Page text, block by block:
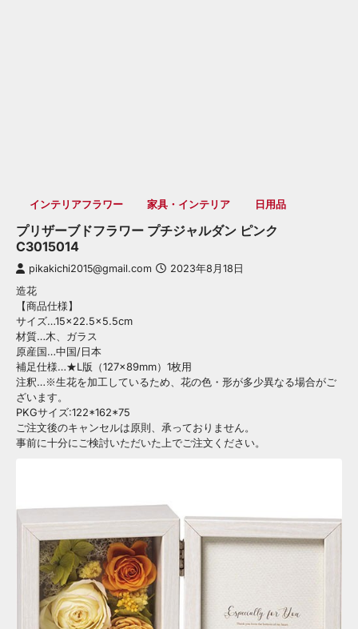
インテリアフラワー 家具・インテリア 日用品
プリザーブドフラワー プチジャルダン ピンク
C3015014
pikakichi2015@gmail.com 2023年8月18日
造花
【商品仕様】
サイズ…15×22.5×5.5cm
材質…木、ガラス
原産国…中国/日本
補足仕様…★L版（127×89mm）1枚用
注釈…※生花を加工しているため、花の色・形が多少異なる場合がご
ざいます。
PKGサイズ:122*162*75
ご注文後のキャンセルは原則、承っておりません。
事前に十分にご検討いただいた上でご注文ください。